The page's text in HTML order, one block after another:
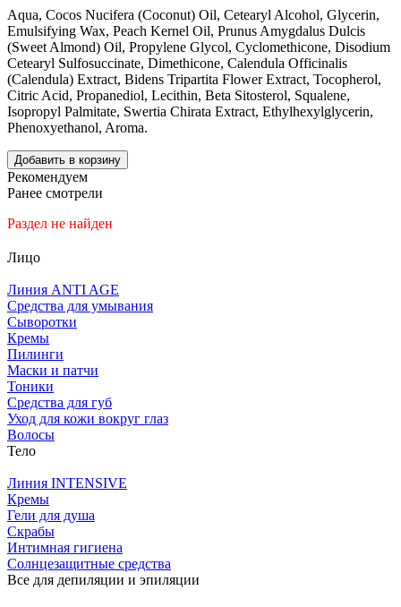
Aqua, Cocos Nucifera (Coconut) Oil, Cetearyl Alcohol, Glycerin,
Emulsifying Wax, Peach Kernel Oil, Prunus Amygdalus Dulcis
(Sweet Almond) Oil, Propylene Glycol, Cyclomethicone, Disodium
Cetearyl Sulfosuccinate, Dimethicone, Calendula Officinalis
(Calendula) Extract, Bidens Tripartita Flower Extract, Tocopherol,
Citric Acid, Propanediol, Lecithin, Beta Sitosterol, Squalene,
Isopropyl Palmitate, Swertia Chirata Extract, Ethylhexylglycerin,
Phenoxyethanol, Aroma.
Добавить в корзину
Рекомендуем
Ранее смотрели
Раздел не найден
Лицо
Линия ANTI AGE
Средства для умывания
Сыворотки
Кремы
Пилинги
Маски и патчи
Тоники
Средства для губ
Уход для кожи вокруг глаз
Волосы
Тело
Линия INTENSIVE
Кремы
Гели для душа
Скрабы
Интимная гигиена
Солнцезащитные средства
Все для депиляции и эпиляции